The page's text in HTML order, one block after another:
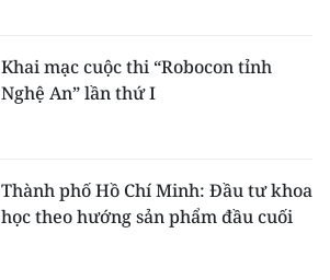
Khai mạc cuộc thi “Robocon tỉnh
Nghệ An” lần thứ I
Thành phố Hồ Chí Minh: Đầu tư khoa
học theo hướng sản phẩm đầu cuối